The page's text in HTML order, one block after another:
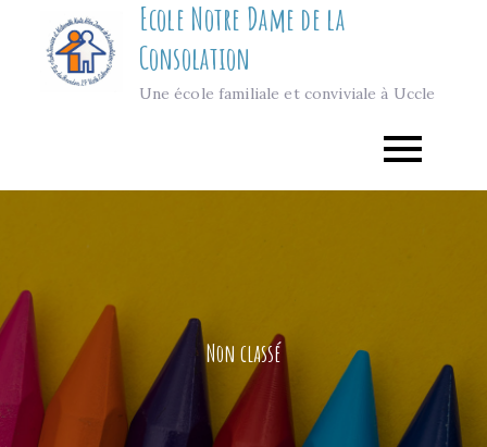
content
Ecole Notre Dame de la
Consolation
Une école familiale et conviviale à Uccle
Non classé